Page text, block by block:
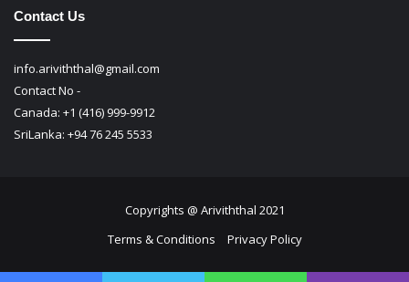
Contact Us
info.ariviththal@gmail.com
Contact No -
Canada: +1 (416) 999-9912
SriLanka: +94 76 245 5533
Copyrights @ Ariviththal 2021
Terms & Conditions
Privacy Policy